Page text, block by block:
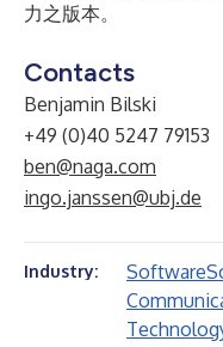
力之版本。
Contacts
Benjamin Bilski
+49 (0)40 5247 79153
ben@naga.com
ingo.janssen@ubj.de
Industry: Software